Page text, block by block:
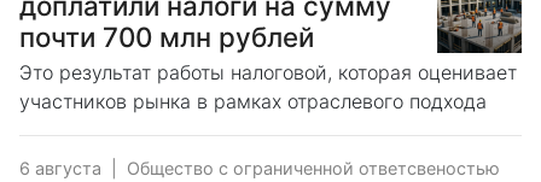
почти 700 млн рублей
Это результат работы налоговой, которая оценивает
участников рынка в рамках отраслевого подхода
6 августа
Общество с ограниченной ответсвеностью